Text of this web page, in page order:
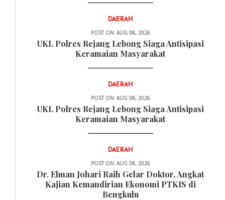
DAERAH
POST ON AUG 08, 2026
UKL Polres Rejang Lebong Siaga Antisipasi
Keramaian Masyarakat
DAERAH
POST ON AUG 08, 2026
UKL Polres Rejang Lebong Siaga Antisipasi
Keramaian Masyarakat
DAERAH
POST ON AUG 08, 2026
Dr. Elman Johari Raih Gelar Doktor, Angkat
Kajian Kemandirian Ekonomi PTKIS di
Bengkulu